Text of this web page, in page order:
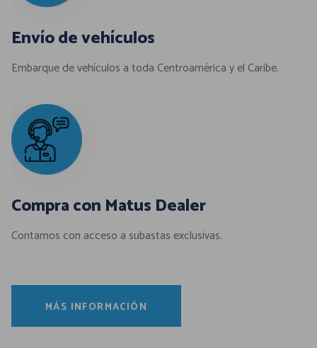
Envío de vehículos
Embarque de vehículos a toda Centroamérica y el Caribe.
Compra con Matus Dealer
Contamos con acceso a subastas exclusivas.
MÁS INFORMACIÓN